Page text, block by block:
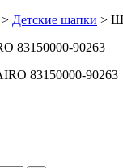
> Детские шапки >
83150000-90263